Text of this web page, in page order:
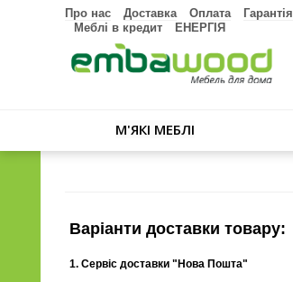
Про нас Доставка Оплата Гарантія
Меблі в кредит
ЕНЕРГІЯ
М'ЯКІ МЕБЛІ
Варіанти доставки товару:
1. Сервіс доставки "Нова Пошта"